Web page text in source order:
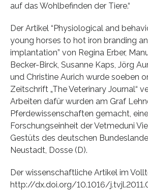
auf das Wohlbefinden der Tiere.“
Der Artikel “Physiological and
young horses to hot iron branding
implantation” von Regina Erber,
Becker-Birck, Susanne Kaps, Jörg
und Christine Aurich wurde soeben
Zeitschrift „The Veterinary Journal“
Arbeiten dafür wurden am Graf
Pferdewissenschaften gemacht,
Forschungseinheit der Vetmeduni
Gestüts des deutschen
Neustadt, Dosse (D).
Der wissenschaftliche Artikel im
http://dx.doi.org/10.1016/